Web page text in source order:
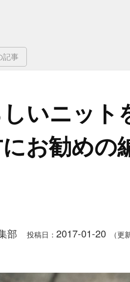
記事
い​ニット
お勧めの​
部 投稿日：2017-01-20 （更